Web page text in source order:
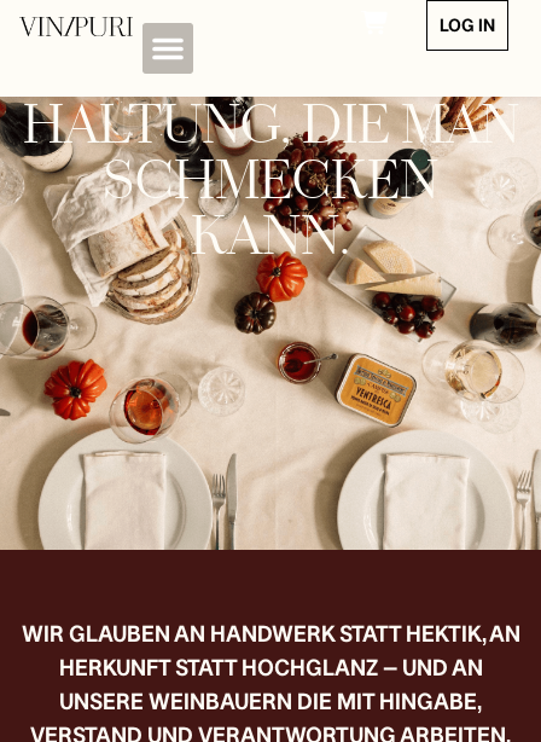
LOG IN
HALTUNG, DIE MAN
SCHMECKEN
KANN.
WIR GLAUBEN AN HANDWERK STATT HEKTIK, AN
HERKUNFT STATT HOCHGLANZ – UND AN
UNSERE WEINBAUERN DIE MIT HINGABE,
VERSTAND UND VERANTWORTUNG ARBEITEN.